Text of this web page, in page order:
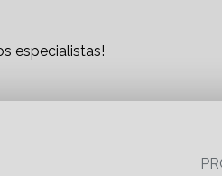
especialistas!